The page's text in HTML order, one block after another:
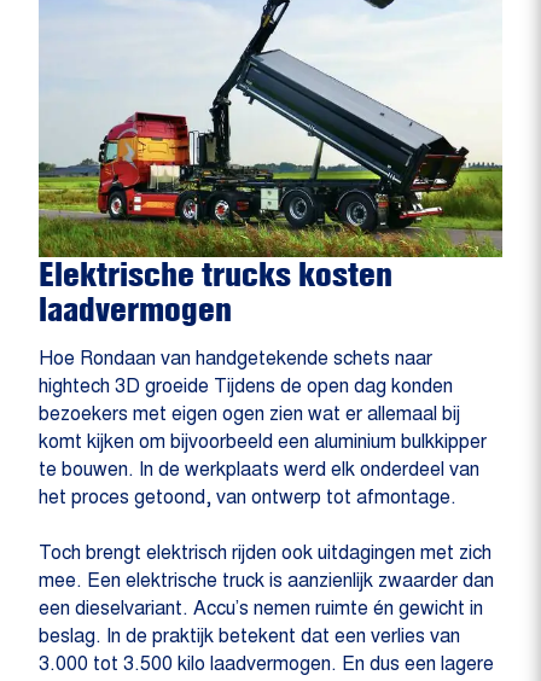
Elektrische trucks kosten
laadvermogen
Hoe Rondaan van handgetekende schets naar
hightech 3D groeide Tijdens de open dag konden
bezoekers met eigen ogen zien wat er allemaal bij
komt kijken om bijvoorbeeld een aluminium bulkkipper
te bouwen. In de werkplaats werd elk onderdeel van
het proces getoond, van ontwerp tot afmontage.
Toch brengt elektrisch rijden ook uitdagingen met zich
mee. Een elektrische truck is aanzienlijk zwaarder dan
een dieselvariant. Accu’s nemen ruimte én gewicht in
beslag. In de praktijk betekent dat een verlies van
3.000 tot 3.500 kilo laadvermogen. En dus een lagere